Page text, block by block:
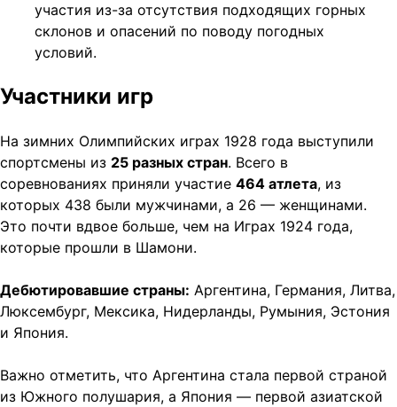
участия из-за отсутствия подходящих горных
склонов и опасений по поводу погодных
условий.
Участники игр
На зимних Олимпийских играх 1928 года выступили
спортсмены из 25 разных стран. Всего в
соревнованиях приняли участие 464 атлета, из
которых 438 были мужчинами, а 26 — женщинами.
Это почти вдвое больше, чем на Играх 1924 года,
которые прошли в Шамони.
Дебютировавшие страны: Аргентина, Германия, Литва,
Люксембург, Мексика, Нидерланды, Румыния, Эстония
и Япония.
Важно отметить, что Аргентина стала первой страной
из Южного полушария, а Япония — первой азиатской